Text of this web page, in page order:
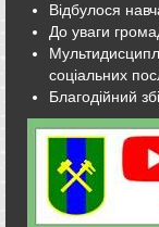
Відбулося
До уваги
соціальних
Благодійний